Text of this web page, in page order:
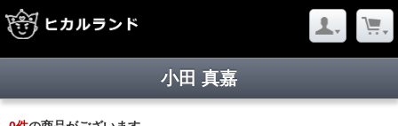
小田 真嘉